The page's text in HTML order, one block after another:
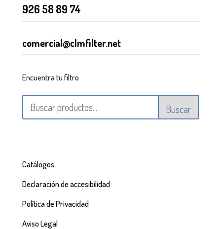
926 58 89 74
comercial@clmfilter.net
Encuentra tu filtro
Buscar
Catálogos
Declaración de accesibilidad
Política de Privacidad
Aviso Legal